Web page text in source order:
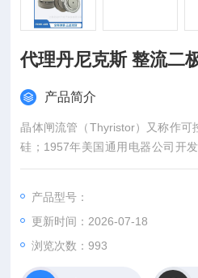
代理丹尼克斯 整流二
产品简介
晶体闸流管（Thyristor）又称作可
硅；1957年美国通用电器公司开
使其商业化。晶闸管是PNPN四层
电流；其派生器件有：快速晶闸管
光控晶闸管等。代理丹尼克斯 整流
产品型号：
更新时间：2026-07-18
浏览次数：993